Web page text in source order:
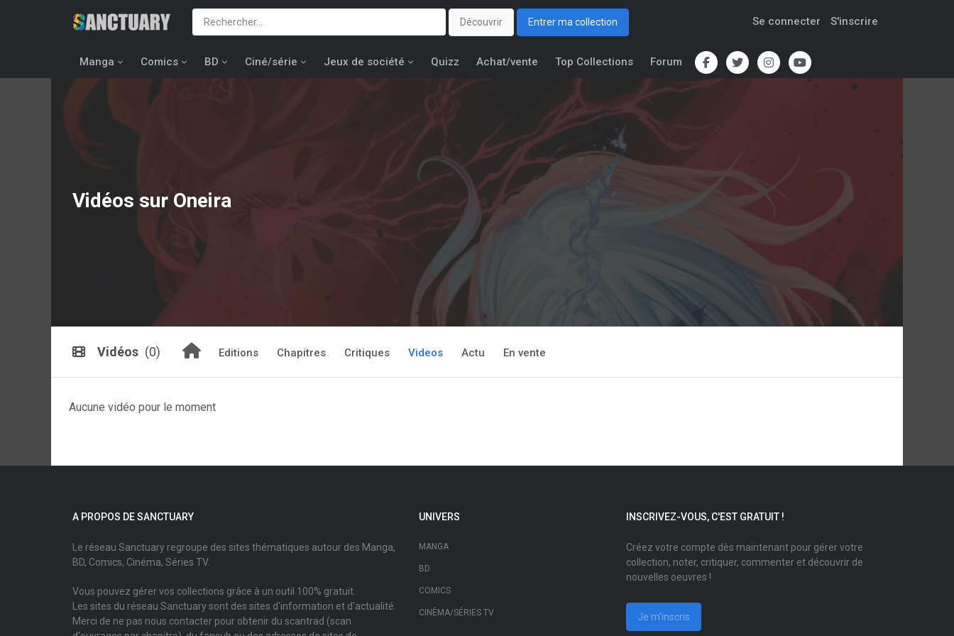
Découvrir Entrer ma collection Se connecter S'inscrire
Manga Comics BD Ciné/série Jeux de société Quizz Achat/vente Top Collections Forum
Vidéos sur Oneira
Vidéos (0) Editions Chapitres Critiques Videos Actu En vente
Aucune vidéo pour le moment
A PROPOS DE SANCTUARY
Le réseau Sanctuary regroupe des sites thématiques autour des Manga,
BD, Comics, Cinéma, Séries TV.
Vous pouvez gérer vos collections grâce à un outil 100% gratuit.
Les sites du réseau Sanctuary sont des sites d'information et d'actualité.
Merci de ne pas nous contacter pour obtenir du scantrad (scan
UNIVERS
MANGA
BD
COMICS
CINÉMA/SÉRIES TV
INSCRIVEZ-VOUS, C'EST GRATUIT !
Créez votre compte dès maintenant pour gérer votre
collection, noter, critiquer, commenter et découvrir de
nouvelles oeuvres !
Je m'inscris